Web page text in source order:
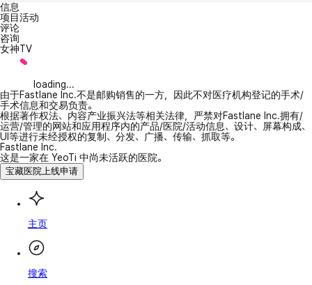
信息
项目活动
评论
咨询
女神TV
loading...
由于Fastlane Inc.不是邮购销售的一方，因此不对医疗机构登记的手术/
手术信息和交易负责。
根据著作权法、内容产业振兴法等相关法律，严禁对Fastlane Inc.拥有/
运营/管理的网站和应用程序内的产品/医院/活动信息、设计、屏幕构成、
UI等进行未经授权的复制、分发、广播、传输、抓取等。
Fastlane Inc.
这是一家在 YeoTi 中尚未活跃的医院。
宝藏医院上线申请
主页
搜索